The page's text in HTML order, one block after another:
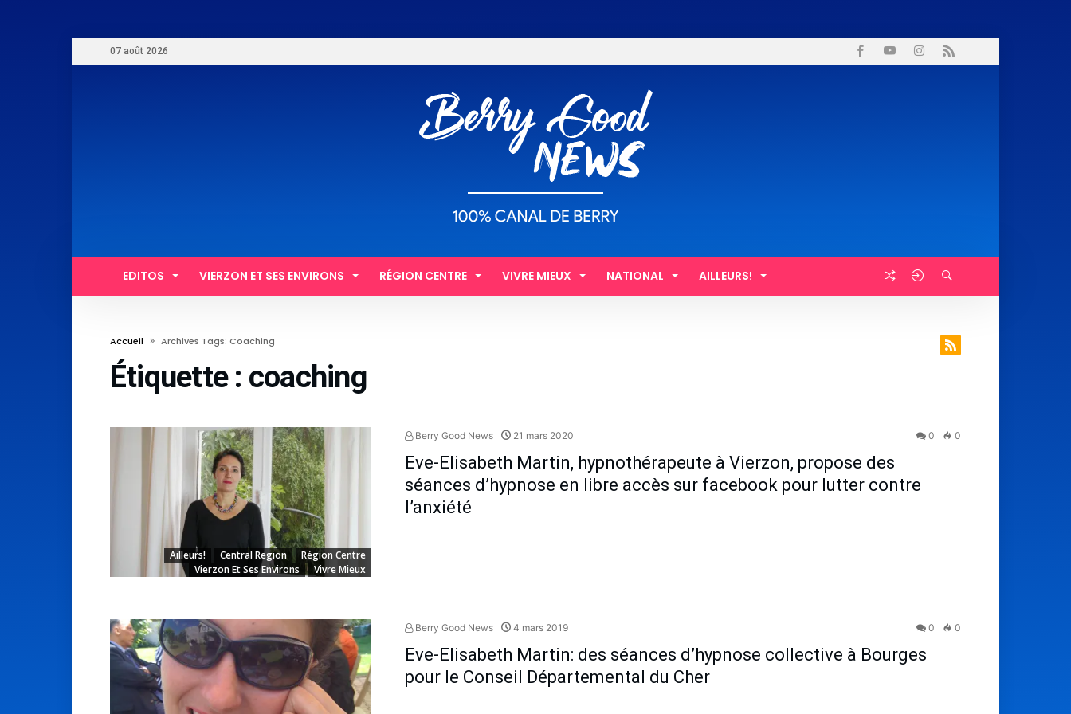
07 août 2026
EDITOS VIERZON ET SES ENVIRONS RÉGION CENTRE VIVRE MIEUX NATIONAL AILLEURS!
Accueil Archives Tags: Coaching
Étiquette : coaching
Ailleurs! Central Region
Région Centre
Vierzon Et Ses Environs
Vivre Mieux
Berry Good News 21 mars 2020 0 0
Eve-Elisabeth Martin, hypnothérapeute à Vierzon, propose des
séances d’hypnose en libre accès sur facebook pour lutter contre
l’anxiété
Berry Good News 4 mars 2019 0 0
Eve-Elisabeth Martin: des séances d’hypnose collective à Bourges
pour le Conseil Départemental du Cher